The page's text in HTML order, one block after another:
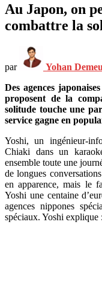
Au Japon, on
combattre la
par Yohan
Des agences
proposent de la
solitude touche une
service gagne en
Yoshi, un ingénieur-
Chiaki dans un
ensemble toute une
de longues
en apparence, mais le
Yoshi une centaine
agences nippones
spéciaux. Yoshi explique :